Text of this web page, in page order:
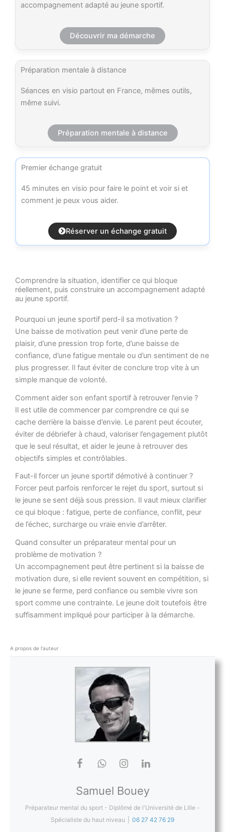
accompagnement adapté au jeune sportif.
Découvrir ma démarche
Préparation mentale à distance
Séances en visio partout en France, mêmes outils,
même suivi.
Préparation mentale à distance
Premier échange gratuit
45 minutes en visio pour faire le point et voir si et
comment je peux vous aider.
Réserver un échange gratuit
Comprendre la situation, identifier ce qui bloque
réellement, puis construire un accompagnement adapté
au jeune sportif.
Pourquoi un jeune sportif perd-il sa motivation ?
Une baisse de motivation peut venir d’une perte de
plaisir, d’une pression trop forte, d’une baisse de
confiance, d’une fatigue mentale ou d’un sentiment de ne
plus progresser. Il faut éviter de conclure trop vite à un
simple manque de volonté.
Comment aider son enfant sportif à retrouver l’envie ?
Il est utile de commencer par comprendre ce qui se
cache derrière la baisse d’envie. Le parent peut écouter,
éviter de débriefer à chaud, valoriser l’engagement plutôt
que le seul résultat, et aider le jeune à retrouver des
objectifs simples et contrôlables.
Faut-il forcer un jeune sportif démotivé à continuer ?
Forcer peut parfois renforcer le rejet du sport, surtout si
le jeune se sent déjà sous pression. Il vaut mieux clarifier
ce qui bloque : fatigue, perte de confiance, conflit, peur
de l’échec, surcharge ou vraie envie d’arrêter.
Quand consulter un préparateur mental pour un
problème de motivation ?
Un accompagnement peut être pertinent si la baisse de
motivation dure, si elle revient souvent en compétition, si
le jeune se ferme, perd confiance ou semble vivre son
sport comme une contrainte. Le jeune doit toutefois être
suffisamment impliqué pour participer à la démarche.
A propos de l'auteur
Samuel Bouey
Préparateur mental du sport - Diplômé de l'Université de Lille -
Spécialiste du haut niveau
06 27 42 76 29